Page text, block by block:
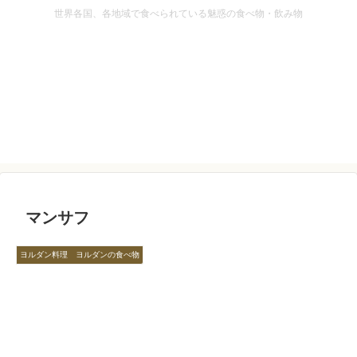
世界各国、各地域で食べられている魅惑の食べ物・飲み物
マンサフ
ヨルダン料理 ヨルダンの食べ物